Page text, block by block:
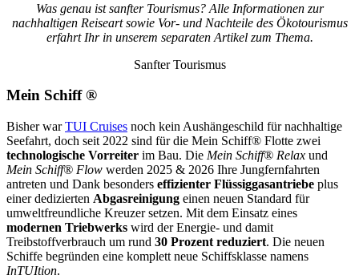
Was genau ist sanfter Tourismus? Alle Informationen zur
nachhaltigen Reiseart sowie Vor- und Nachteile des Ökotourismus
erfahrt Ihr in unserem separaten Artikel zum Thema.
Sanfter Tourismus
Mein Schiff ®
Bisher warTUI Cruises noch kein Aushängeschild für nachhaltige
Seefahrt, doch seit 2022 sind für die Mein Schiff® Flotte zwei
technologische Vorreiter im Bau. Die Mein Schiff® Relax und
Mein Schiff® Flow werden 2025 & 2026 Ihre Jungfernfahrten
antreten und Dank besonders effizienter Flüssiggasantriebe plus
einer dedizierten Abgasreinigung einen neuen Standard für
umweltfreundliche Kreuzer setzen. Mit dem Einsatz eines
modernen Triebwerks wird der Energie- und damit
Treibstoffverbrauch um rund 30 Prozent reduziert. Die neuen
Schiffe begründen eine komplett neue Schiffsklasse namens
InTUItion.